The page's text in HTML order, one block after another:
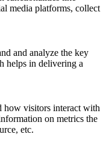
media platforms, collect
and analyze the key
helps in delivering a
how visitors interact with
on metrics the
etc.